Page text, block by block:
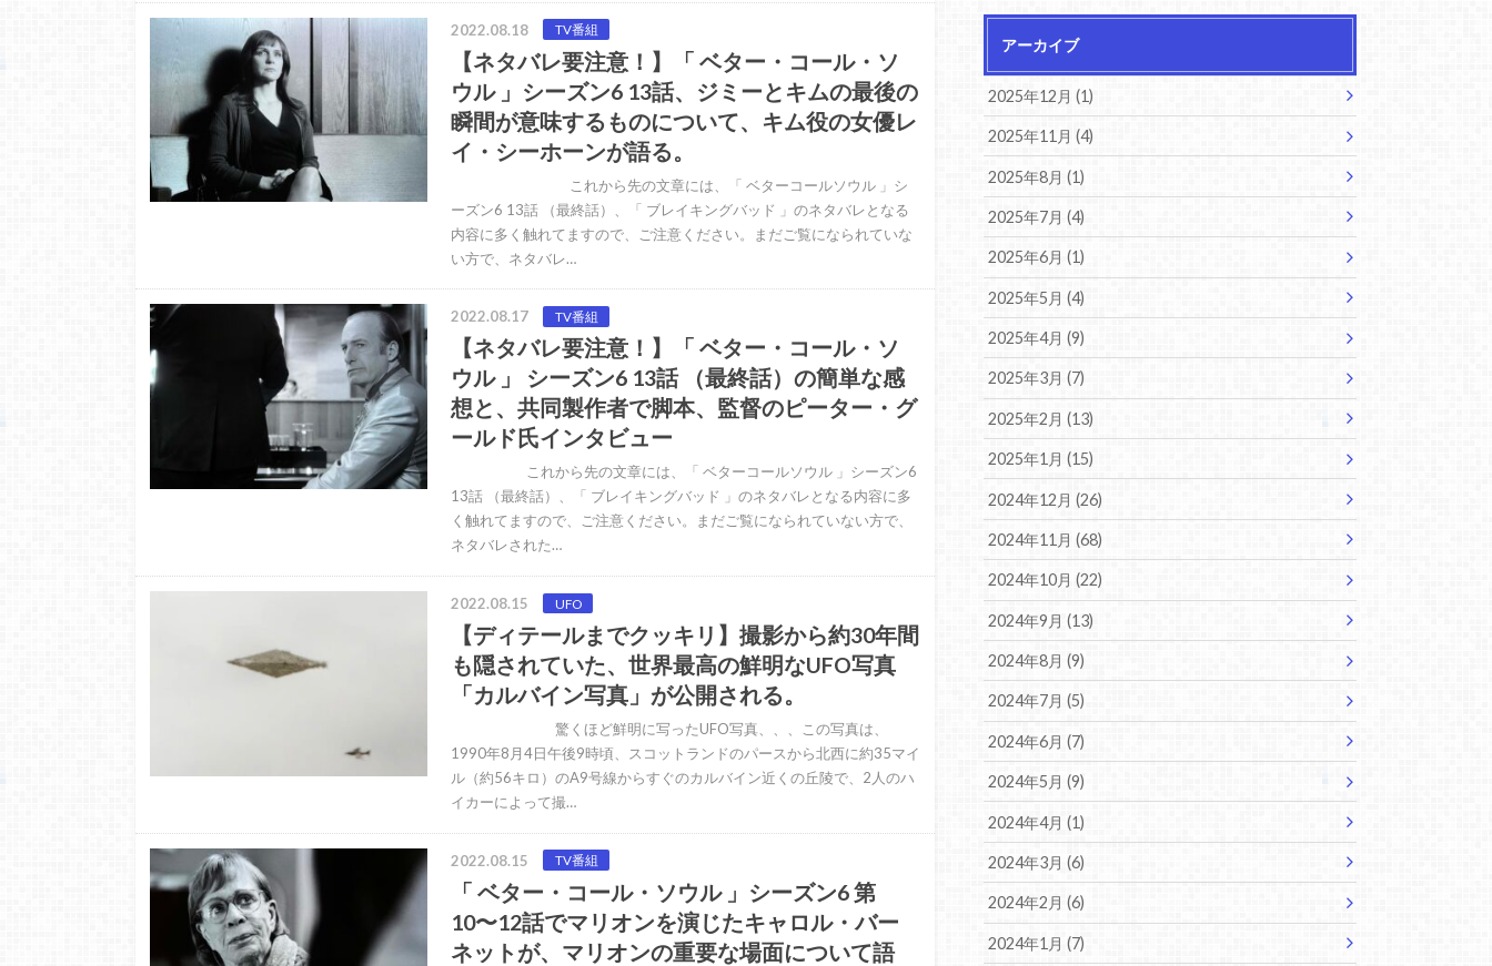
2022.08.18 TV番組
【ネタバレ要注意！】「 ベター・コール・ソ
ウル 」シーズン6 13話、ジミーとキムの最後の
瞬間が意味するものについて、キム役の女優レ
イ・シーホーンが語る。
これから先の文章には、「 ベターコールソウル 」シ
ーズン6 13話 （最終話）、「 ブレイキングバッド 」のネタバレとなる
内容に多く触れてますので、ご注意ください。まだご覧になられていな
い方で、ネタバレ…
2022.08.17 TV番組
【ネタバレ要注意！】「 ベター・コール・ソ
ウル 」 シーズン6 13話 （最終話）の簡単な感
想と、共同製作者で脚本、監督のピーター・グ
ールド氏インタビュー
これから先の文章には、「 ベターコールソウル 」シーズン6
13話 （最終話）、「 ブレイキングバッド 」のネタバレとなる内容に多
く触れてますので、ご注意ください。まだご覧になられていない方で、
ネタバレされた…
2022.08.15 UFO
【ディテールまでクッキリ】撮影から約30年間
も隠されていた、世界最高の鮮明なUFO写真
「カルバイン写真」が公開される。
驚くほど鮮明に写ったUFO写真、、、この写真は、
1990年8月4日午後9時頃、スコットランドのパースから北西に約35マイ
ル（約56キロ）のA9号線からすぐのカルバイン近くの丘陵で、2人のハ
イカーによって撮…
2022.08.15 TV番組
「 ベター・コール・ソウル 」シーズン6 第
10〜12話でマリオンを演じたキャロル・バー
ネットが、マリオンの重要な場面について語
アーカイブ
2025年12月 (1)
2025年11月 (4)
2025年8月 (1)
2025年7月 (4)
2025年6月 (1)
2025年5月 (4)
2025年4月 (9)
2025年3月 (7)
2025年2月 (13)
2025年1月 (15)
2024年12月 (26)
2024年11月 (68)
2024年10月 (22)
2024年9月 (13)
2024年8月 (9)
2024年7月 (5)
2024年6月 (7)
2024年5月 (9)
2024年4月 (1)
2024年3月 (6)
2024年2月 (6)
2024年1月 (7)